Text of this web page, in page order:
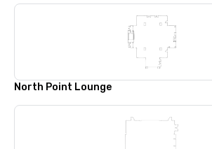
North Point Lounge